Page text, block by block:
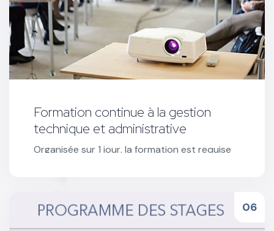
Formation continue à la gestion
technique et administrative
Organisée sur 1 jour, la formation est requise
Réserver votre formation